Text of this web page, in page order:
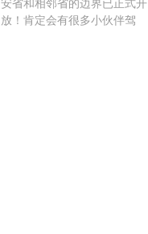
安省和相邻省的边界已正式开
放！肯定会有很多小伙伴驾